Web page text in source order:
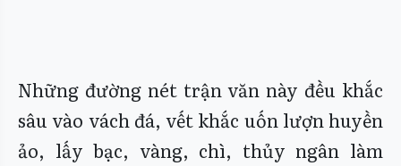
Những đường nét trận văn này đều khắc
sâu vào vách đá, vết khắc uốn lượn huyền
ảo, lấy bạc, vàng, chì, thủy ngân làm